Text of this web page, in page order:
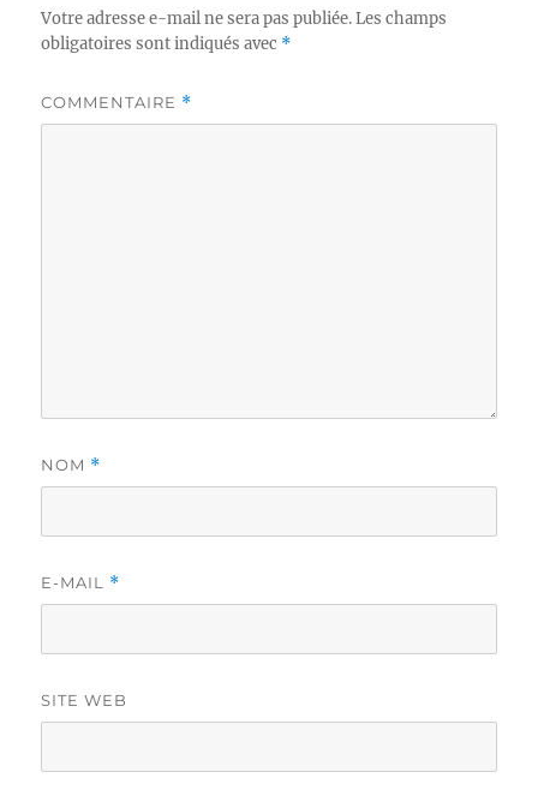
Votre adresse e-mail ne sera pas publiée. Les champs
obligatoires sont indiqués avec *
COMMENTAIRE *
NOM *
E-MAIL *
SITE WEB